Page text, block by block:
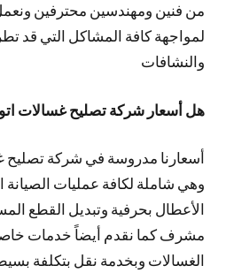
من فنين ومهندسين محترفين
لمواجهة كافة المشاكل التي قد
والنشافات
هل أسعار شركة تصليح غسالات
أسعارنا مدروسة في شركة تصليح
وهي شاملة لكافة عمليات الصيانة
الأعطال بحرفية وتبديل القطع
مشرف كما نقدم أيضاً خدمات
الغسالات وبخدمة نقل بتكلفة